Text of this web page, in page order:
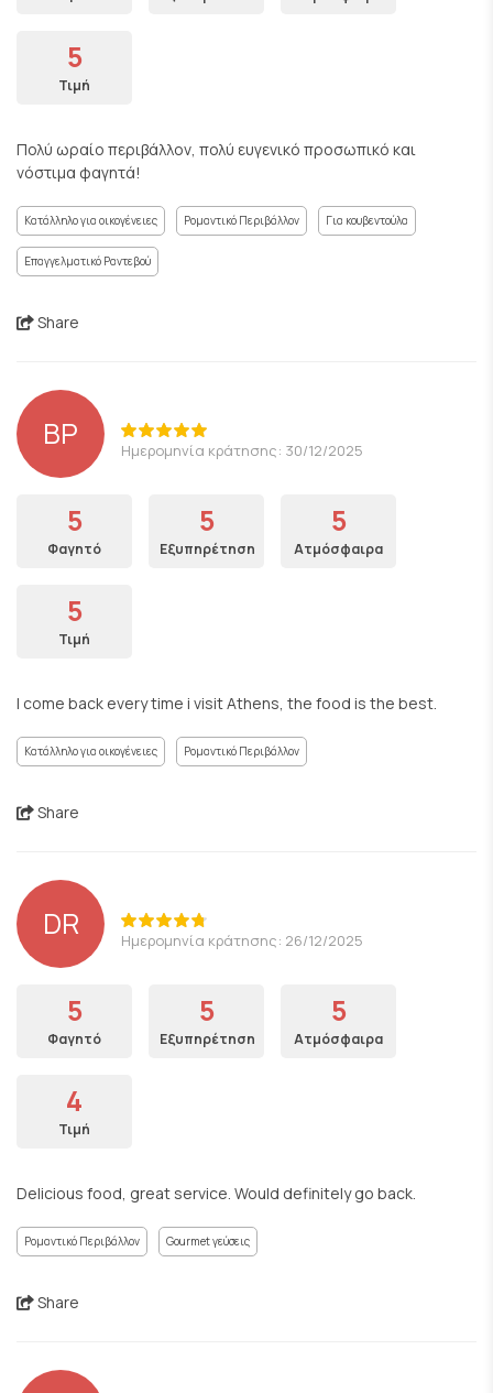
5
Τιμή
Πολύ ωραίο περιβάλλον, πολύ ευγενικό προσωπικό και
νόστιμα φαγητά!
Κατάλληλο για οικογένειες Ρομαντικό Περιβάλλον Για κουβεντούλα
Επαγγελματικό Ραντεβού
Share
BP Ημερομηνία κράτησης: 30/12/2025
5
Φαγητό
5
Εξυπηρέτηση
5
Ατμόσφαιρα
5
Τιμή
I come back every time i visit Athens, the food is the best.
Κατάλληλο για οικογένειες Ρομαντικό Περιβάλλον
Share
DR Ημερομηνία κράτησης: 26/12/2025
5
Φαγητό
5
Εξυπηρέτηση
5
Ατμόσφαιρα
4
Τιμή
Delicious food, great service. Would definitely go back.
Ρομαντικό Περιβάλλον Gourmet γεύσεις
Share